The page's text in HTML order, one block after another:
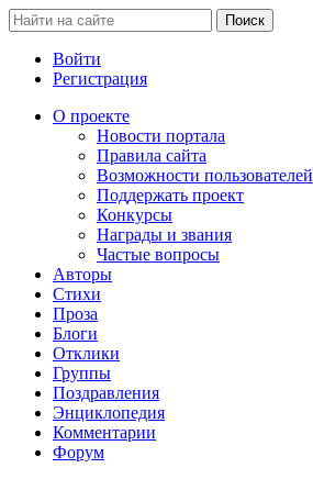
Войти
Регистрация
О проекте
Новости портала
Правила сайта
Возможности пользователей
Поддержать проект
Конкурсы
Награды и звания
Частые вопросы
Авторы
Стихи
Проза
Блоги
Отклики
Группы
Поздравления
Энциклопедия
Комментарии
Форум